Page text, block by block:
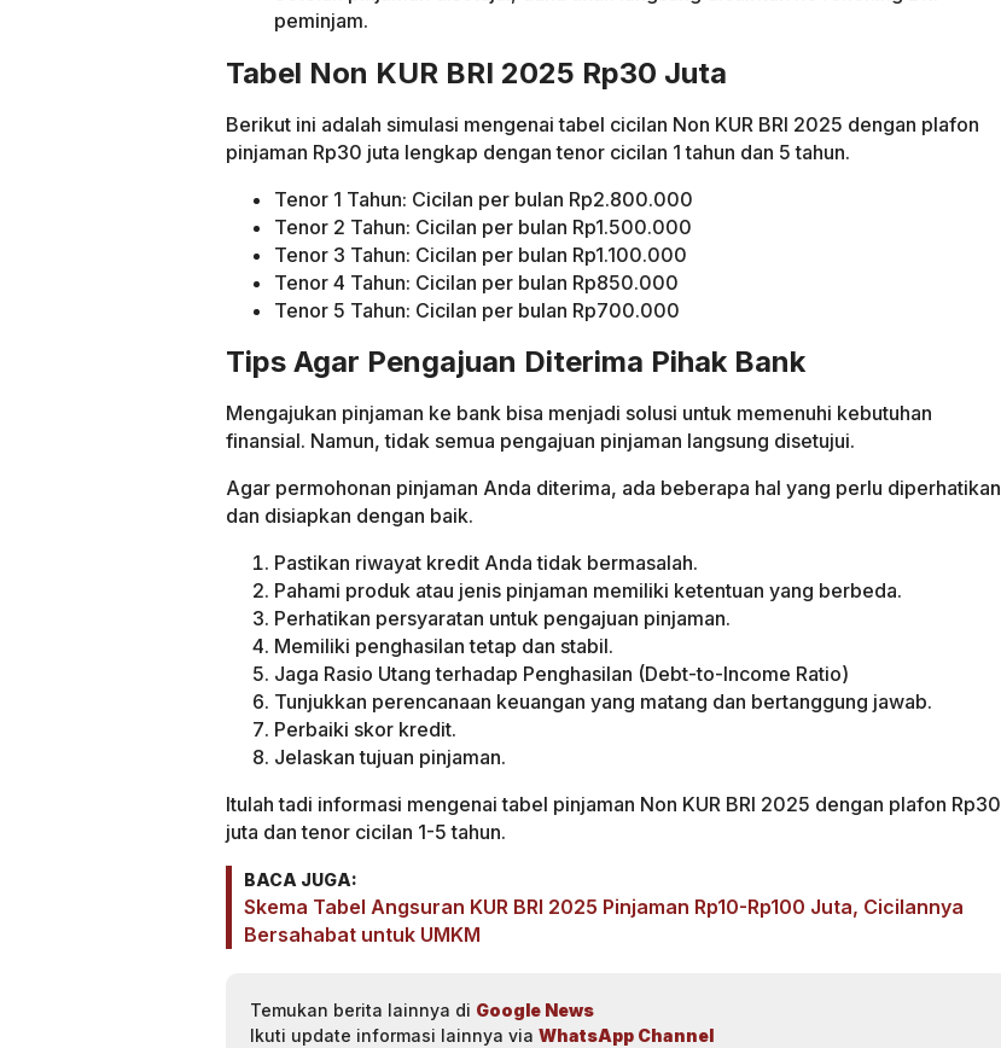
peminjam.
Tabel Non KUR BRI 2025 Rp30 Juta
Berikut ini adalah simulasi mengenai tabel cicilan Non KUR BRI 2025 dengan plafon
pinjaman Rp30 juta lengkap dengan tenor cicilan 1 tahun dan 5 tahun.
Tenor 1 Tahun: Cicilan per bulan Rp2.800.000
Tenor 2 Tahun: Cicilan per bulan Rp1.500.000
Tenor 3 Tahun: Cicilan per bulan Rp1.100.000
Tenor 4 Tahun: Cicilan per bulan Rp850.000
Tenor 5 Tahun: Cicilan per bulan Rp700.000
Tips Agar Pengajuan Diterima Pihak Bank
Mengajukan pinjaman ke bank bisa menjadi solusi untuk memenuhi kebutuhan
finansial. Namun, tidak semua pengajuan pinjaman langsung disetujui.
Agar permohonan pinjaman Anda diterima, ada beberapa hal yang perlu diperhatikan
dan disiapkan dengan baik.
Pastikan riwayat kredit Anda tidak bermasalah.
Pahami produk atau jenis pinjaman memiliki ketentuan yang berbeda.
Perhatikan persyaratan untuk pengajuan pinjaman.
Memiliki penghasilan tetap dan stabil.
Jaga Rasio Utang terhadap Penghasilan (Debt-to-Income Ratio)
Tunjukkan perencanaan keuangan yang matang dan bertanggung jawab.
Perbaiki skor kredit.
Jelaskan tujuan pinjaman.
Itulah tadi informasi mengenai tabel pinjaman Non KUR BRI 2025 dengan plafon Rp30
juta dan tenor cicilan 1-5 tahun.
BACA JUGA:
Skema Tabel Angsuran KUR BRI 2025 Pinjaman Rp10-Rp100 Juta, Cicilannya
Bersahabat untuk UMKM
Temukan berita lainnya di Google News
Ikuti update informasi lainnya via WhatsApp Channel